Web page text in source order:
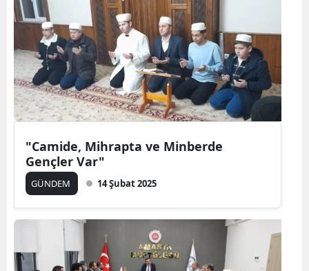
"Camide, Mihrapta ve Minberde
Gençler Var"
GÜNDEM 14 Şubat 2025